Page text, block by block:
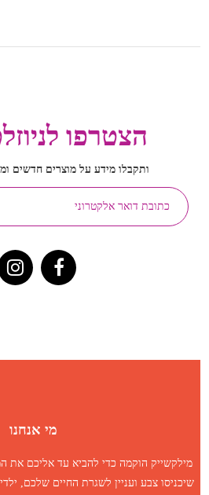
הצטרפו
ותקבלו מידע על מוצרים חדשים
מי אנחנו
מילקשייק הוקמה כדי להביא עד אליכם את
שיכניסו צבע ועניין לשגרת החיים שלכם,